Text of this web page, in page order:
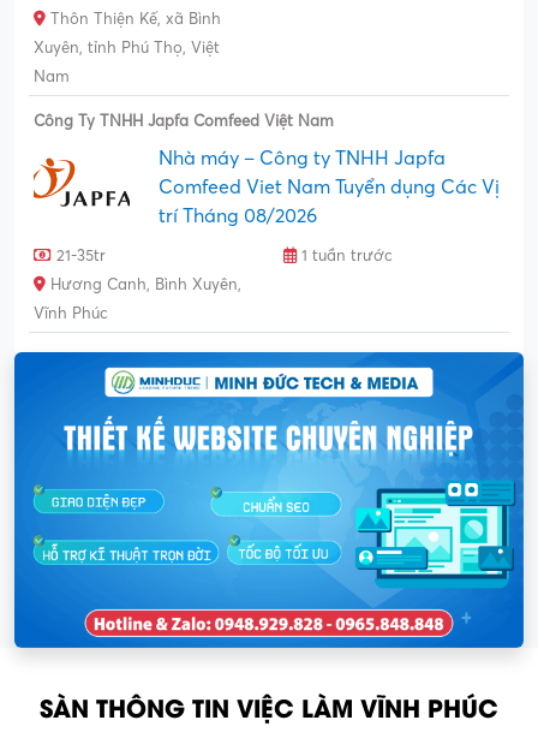
Thôn Thiện Kế, xã Bình
Xuyên, tỉnh Phú Thọ, Việt
Nam
Công Ty TNHH Japfa Comfeed Việt Nam
Nhà máy – Công ty TNHH Japfa
Comfeed Viet Nam Tuyển dụng Các Vị
trí Tháng 08/2026
21-35tr
1 tuần trước
Hương Canh, Bình Xuyên,
Vĩnh Phúc
SÀN THÔNG TIN VIỆC LÀM VĨNH PHÚC